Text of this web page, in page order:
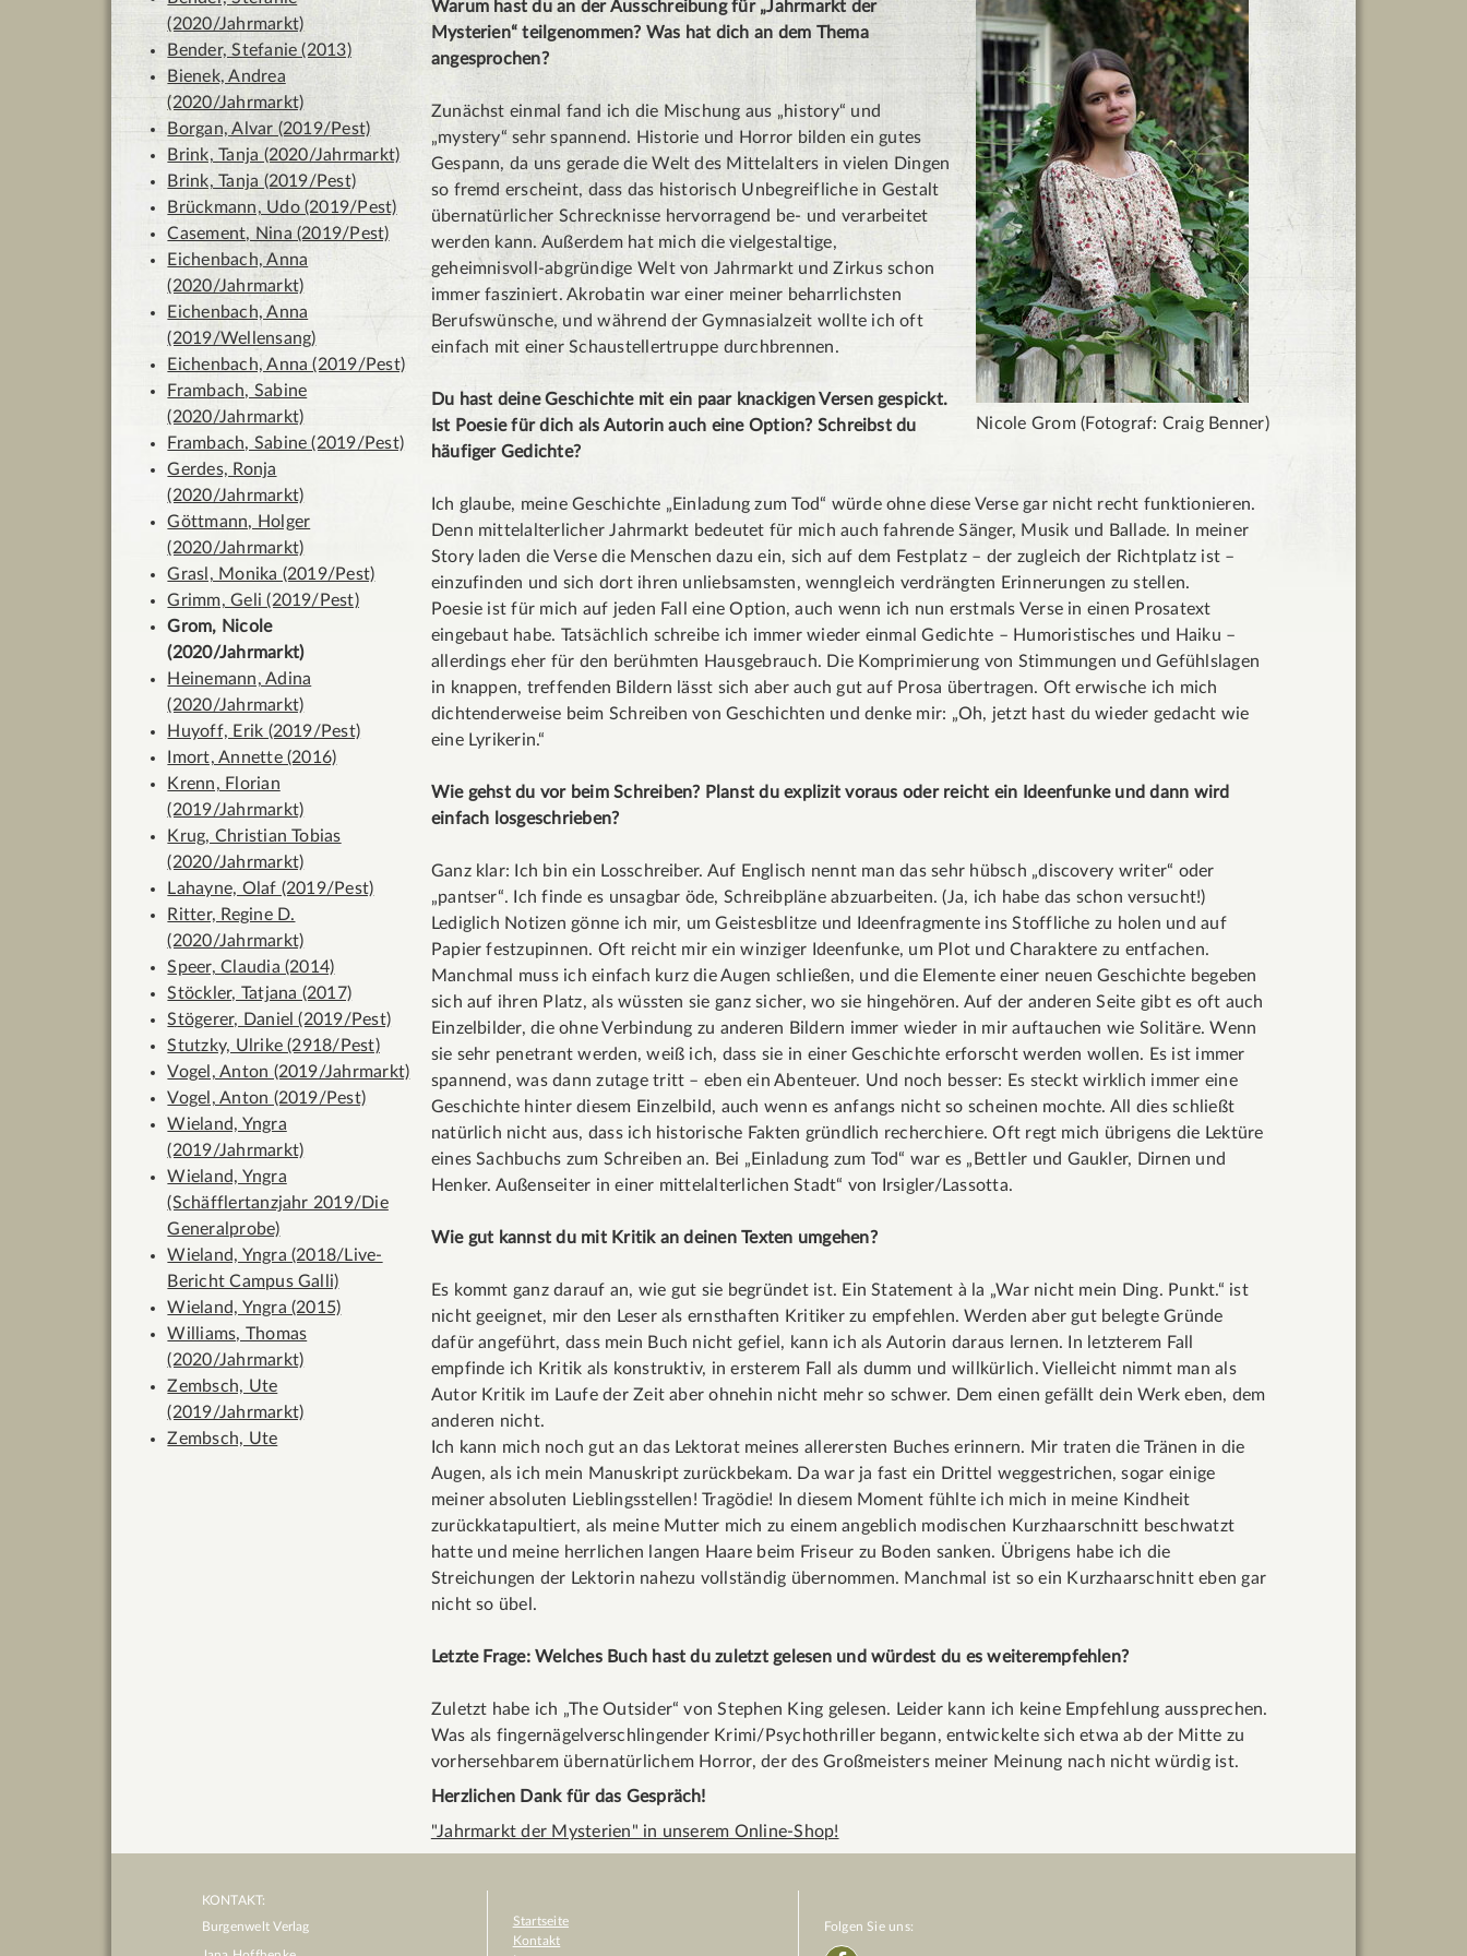
(2020/Jahrmarkt)
Bender, Stefanie (2013)
Bienek, Andrea
(2020/Jahrmarkt)
Borgan, Alvar (2019/Pest)
Brink, Tanja (2020/Jahrmarkt)
Brink, Tanja (2019/Pest)
Brückmann, Udo (2019/Pest)
Casement, Nina (2019/Pest)
Eichenbach, Anna
(2020/Jahrmarkt)
Eichenbach, Anna
(2019/Wellensang)
Eichenbach, Anna (2019/Pest)
Frambach, Sabine
(2020/Jahrmarkt)
Frambach, Sabine (2019/Pest)
Gerdes, Ronja
(2020/Jahrmarkt)
Göttmann, Holger
(2020/Jahrmarkt)
Grasl, Monika (2019/Pest)
Grimm, Geli (2019/Pest)
Grom, Nicole
(2020/Jahrmarkt)
Heinemann, Adina
(2020/Jahrmarkt)
Huyoff, Erik (2019/Pest)
Imort, Annette (2016)
Krenn, Florian
(2019/Jahrmarkt)
Krug, Christian Tobias
(2020/Jahrmarkt)
Lahayne, Olaf (2019/Pest)
Ritter, Regine D.
(2020/Jahrmarkt)
Speer, Claudia (2014)
Stöckler, Tatjana (2017)
Stögerer, Daniel (2019/Pest)
Stutzky, Ulrike (2918/Pest)
Vogel, Anton (2019/Jahrmarkt)
Vogel, Anton (2019/Pest)
Wieland, Yngra
(2019/Jahrmarkt)
Wieland, Yngra
(Schäfflertanzjahr 2019/Die
Generalprobe)
Wieland, Yngra (2018/Live-
Bericht Campus Galli)
Wieland, Yngra (2015)
Williams, Thomas
(2020/Jahrmarkt)
Zembsch, Ute
(2019/Jahrmarkt)
Zembsch, Ute
Nicole Grom (Fotograf: Craig Benner)
Warum hast du an der Ausschreibung für „Jahrmarkt der
Mysterien“ teilgenommen? Was hat dich an dem Thema
angesprochen?
Zunächst einmal fand ich die Mischung aus „history“ und
„mystery“ sehr spannend. Historie und Horror bilden ein gutes
Gespann, da uns gerade die Welt des Mittelalters in vielen Dingen
so fremd erscheint, dass das historisch Unbegreifliche in Gestalt
übernatürlicher Schrecknisse hervorragend be- und verarbeitet
werden kann. Außerdem hat mich die vielgestaltige,
geheimnisvoll-abgründige Welt von Jahrmarkt und Zirkus schon
immer fasziniert. Akrobatin war einer meiner beharrlichsten
Berufswünsche, und während der Gymnasialzeit wollte ich oft
einfach mit einer Schaustellertruppe durchbrennen.
Du hast deine Geschichte mit ein paar knackigen Versen gespickt.
Ist Poesie für dich als Autorin auch eine Option? Schreibst du
häufiger Gedichte?
Ich glaube, meine Geschichte „Einladung zum Tod“ würde ohne diese Verse gar nicht recht funktionieren.
Denn mittelalterlicher Jahrmarkt bedeutet für mich auch fahrende Sänger, Musik und Ballade. In meiner
Story laden die Verse die Menschen dazu ein, sich auf dem Festplatz – der zugleich der Richtplatz ist –
einzufinden und sich dort ihren unliebsamsten, wenngleich verdrängten Erinnerungen zu stellen.
Poesie ist für mich auf jeden Fall eine Option, auch wenn ich nun erstmals Verse in einen Prosatext
eingebaut habe. Tatsächlich schreibe ich immer wieder einmal Gedichte – Humoristisches und Haiku –
allerdings eher für den berühmten Hausgebrauch. Die Komprimierung von Stimmungen und Gefühlslagen
in knappen, treffenden Bildern lässt sich aber auch gut auf Prosa übertragen. Oft erwische ich mich
dichtenderweise beim Schreiben von Geschichten und denke mir: „Oh, jetzt hast du wieder gedacht wie
eine Lyrikerin.“
Wie gehst du vor beim Schreiben? Planst du explizit voraus oder reicht ein Ideenfunke und dann wird
einfach losgeschrieben?
Ganz klar: Ich bin ein Losschreiber. Auf Englisch nennt man das sehr hübsch „discovery writer“ oder
„pantser“. Ich finde es unsagbar öde, Schreibpläne abzuarbeiten. (Ja, ich habe das schon versucht!)
Lediglich Notizen gönne ich mir, um Geistesblitze und Ideenfragmente ins Stoffliche zu holen und auf
Papier festzupinnen. Oft reicht mir ein winziger Ideenfunke, um Plot und Charaktere zu entfachen.
Manchmal muss ich einfach kurz die Augen schließen, und die Elemente einer neuen Geschichte begeben
sich auf ihren Platz, als wüssten sie ganz sicher, wo sie hingehören. Auf der anderen Seite gibt es oft auch
Einzelbilder, die ohne Verbindung zu anderen Bildern immer wieder in mir auftauchen wie Solitäre. Wenn
sie sehr penetrant werden, weiß ich, dass sie in einer Geschichte erforscht werden wollen. Es ist immer
spannend, was dann zutage tritt – eben ein Abenteuer. Und noch besser: Es steckt wirklich immer eine
Geschichte hinter diesem Einzelbild, auch wenn es anfangs nicht so scheinen mochte. All dies schließt
natürlich nicht aus, dass ich historische Fakten gründlich recherchiere. Oft regt mich übrigens die Lektüre
eines Sachbuchs zum Schreiben an. Bei „Einladung zum Tod“ war es „Bettler und Gaukler, Dirnen und
Henker. Außenseiter in einer mittelalterlichen Stadt“ von Irsigler/Lassotta.
Wie gut kannst du mit Kritik an deinen Texten umgehen?
Es kommt ganz darauf an, wie gut sie begründet ist. Ein Statement à la „War nicht mein Ding. Punkt.“ ist
nicht geeignet, mir den Leser als ernsthaften Kritiker zu empfehlen. Werden aber gut belegte Gründe
dafür angeführt, dass mein Buch nicht gefiel, kann ich als Autorin daraus lernen. In letzterem Fall
empfinde ich Kritik als konstruktiv, in ersterem Fall als dumm und willkürlich. Vielleicht nimmt man als
Autor Kritik im Laufe der Zeit aber ohnehin nicht mehr so schwer. Dem einen gefällt dein Werk eben, dem
anderen nicht.
Ich kann mich noch gut an das Lektorat meines allerersten Buches erinnern. Mir traten die Tränen in die
Augen, als ich mein Manuskript zurückbekam. Da war ja fast ein Drittel weggestrichen, sogar einige
meiner absoluten Lieblingsstellen! Tragödie! In diesem Moment fühlte ich mich in meine Kindheit
zurückkatapultiert, als meine Mutter mich zu einem angeblich modischen Kurzhaarschnitt beschwatzt
hatte und meine herrlichen langen Haare beim Friseur zu Boden sanken. Übrigens habe ich die
Streichungen der Lektorin nahezu vollständig übernommen. Manchmal ist so ein Kurzhaarschnitt eben gar
nicht so übel.
Letzte Frage: Welches Buch hast du zuletzt gelesen und würdest du es weiterempfehlen?
Zuletzt habe ich „The Outsider“ von Stephen King gelesen. Leider kann ich keine Empfehlung aussprechen.
Was als fingernägelverschlingender Krimi/Psychothriller begann, entwickelte sich etwa ab der Mitte zu
vorhersehbarem übernatürlichem Horror, der des Großmeisters meiner Meinung nach nicht würdig ist.
Herzlichen Dank für das Gespräch!
"Jahrmarkt der Mysterien" in unserem Online-Shop!
KONTAKT:
Burgenwelt Verlag
Startseite
Kontakt
Folgen Sie uns: